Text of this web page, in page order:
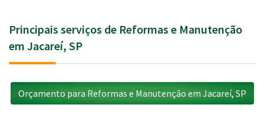
Principais serviços de Reformas e Manutenção
em Jacareí, SP
Orçamento para Reformas e Manutenção em Jacareí, SP